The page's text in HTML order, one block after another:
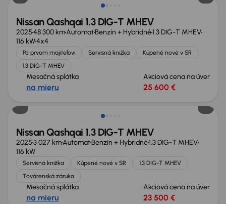
Nissan Qashqai 1.3 DIG-T MHEV
202548 300 kmAutomatBenzín + Hybridné1.3 DIG-T MHEV
116 kW4x4
Po prvom majiteľovi Servisná knižka
Kúpené nové v SR
1.3 DIG-T MHEV
Mesačná splátka
na mieru
Akciová cena na úver
25 600 €
Zlacnené o 1 500 €
Nissan Qashqai 1.3 DIG-T MHEV
20253 027 kmAutomatBenzín + Hybridné1.3 DIG-T MHEV
116 kW
Servisná knižka Kúpené nové v SR
1.3 DIG-T MHEV
Továrenská záruka
Mesačná splátka
na mieru
Akciová cena na úver
23 500 €